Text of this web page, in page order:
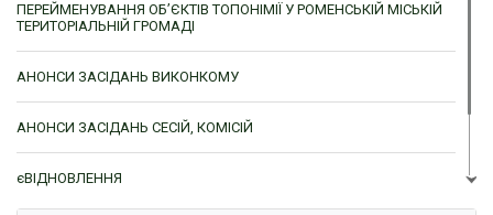
ПЕРЕЙМЕНУВАННЯ ОБ’ЄКТІВ ТОПОНІМІЇ У РОМЕНСЬКІЙ МІСЬКІЙ
ТЕРИТОРІАЛЬНІЙ ГРОМАДІ
АНОНСИ ЗАСІДАНЬ ВИКОНКОМУ
АНОНСИ ЗАСІДАНЬ СЕСІЙ, КОМІСІЙ
єВІДНОВЛЕННЯ